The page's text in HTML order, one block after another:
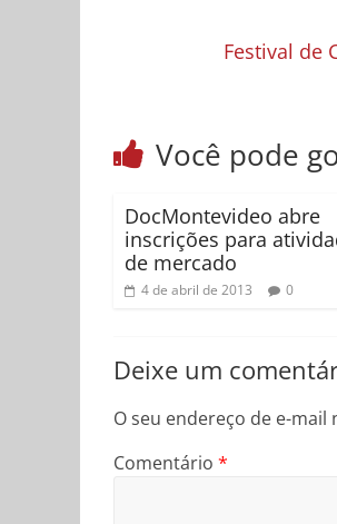
Festival de
Você pode
DocMontevideo abre
inscrições para
de mercado
4 de abril de 2013 0
Deixe um
O seu endereço de e-mail
Comentário *